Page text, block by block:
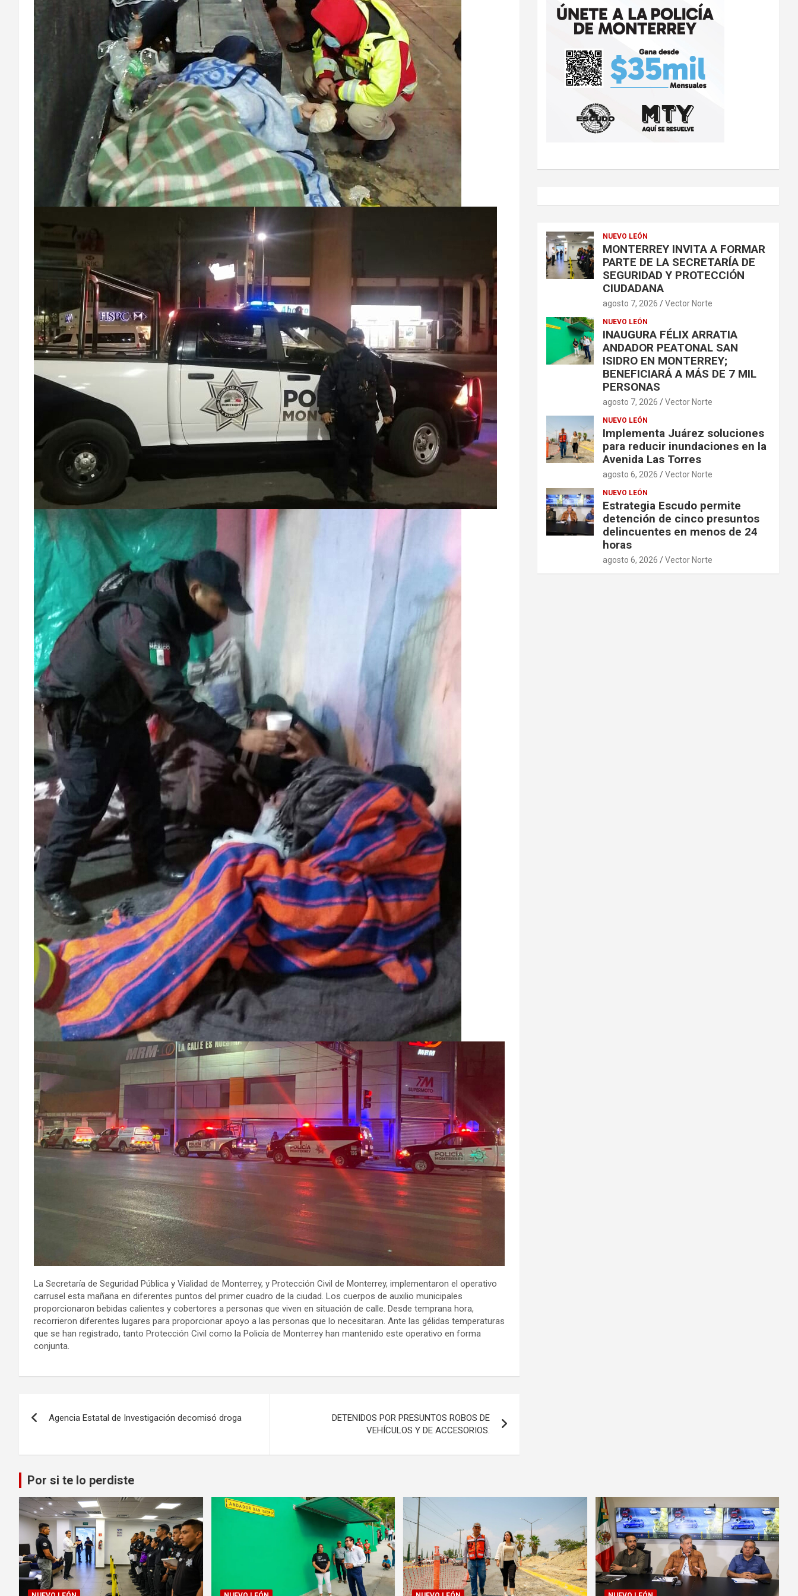
La Secretaría de Seguridad Pública y Vialidad de Monterrey, y Protección Civil de Monterrey, implementaron el operativo
carrusel esta mañana en diferentes puntos del primer cuadro de la ciudad. Los cuerpos de auxilio municipales
proporcionaron bebidas calientes y cobertores a personas que viven en situación de calle. Desde temprana hora,
recorrieron diferentes lugares para proporcionar apoyo a las personas que lo necesitaran. Ante las gélidas temperaturas
que se han registrado, tanto Protección Civil como la Policía de Monterrey han mantenido este operativo en forma
conjunta.
de
entradas
Agencia Estatal de Investigación decomisó droga
DETENIDOS POR PRESUNTOS ROBOS DE
VEHÍCULOS Y DE ACCESORIOS.
NUEVO LEÓN
MONTERREY INVITA A FORMAR
PARTE DE LA SECRETARÍA DE
SEGURIDAD Y PROTECCIÓN
CIUDADANA
agosto 7, 2026 Vector Norte
NUEVO LEÓN
INAUGURA FÉLIX ARRATIA
ANDADOR PEATONAL SAN
ISIDRO EN MONTERREY;
BENEFICIARÁ A MÁS DE 7 MIL
PERSONAS
agosto 7, 2026 Vector Norte
NUEVO LEÓN
Implementa Juárez soluciones
para reducir inundaciones en la
Avenida Las Torres
agosto 6, 2026 Vector Norte
NUEVO LEÓN
Estrategia Escudo permite
detención de cinco presuntos
delincuentes en menos de 24
horas
agosto 6, 2026 Vector Norte
Por si te lo perdiste